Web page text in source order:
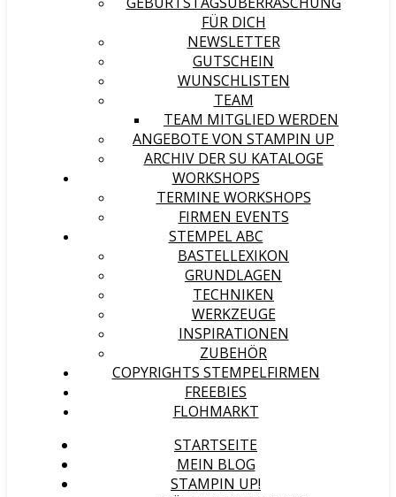
FÜR DICH
NEWSLETTER
GUTSCHEIN
WUNSCHLISTEN
TEAM
TEAM MITGLIED WERDEN
ANGEBOTE VON STAMPIN UP
ARCHIV DER SU KATALOGE
WORKSHOPS
TERMINE WORKSHOPS
FIRMEN EVENTS
STEMPEL ABC
BASTELLEXIKON
GRUNDLAGEN
TECHNIKEN
WERKZEUGE
INSPIRATIONEN
ZUBEHÖR
COPYRIGHTS STEMPELFIRMEN
FREEBIES
FLOHMARKT
STARTSEITE
MEIN BLOG
STAMPIN UP!